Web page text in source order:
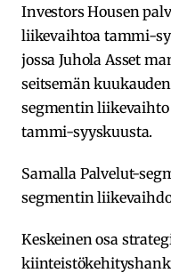
Investors Housen
liikevaihtoa tammi-
jossa Juhola Asset
seitsemän
segmentin
tammi-syyskuusta.
Samalla Palvelut-
segmentin
Keskeinen osa